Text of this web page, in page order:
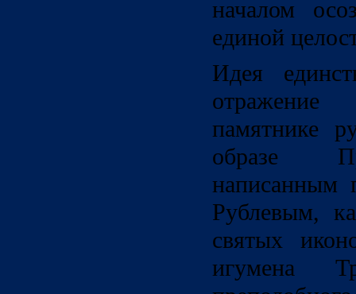
началом
единой
Идея
отражение
памятнике
образе
написанным
Рублевым,
святых
игумена